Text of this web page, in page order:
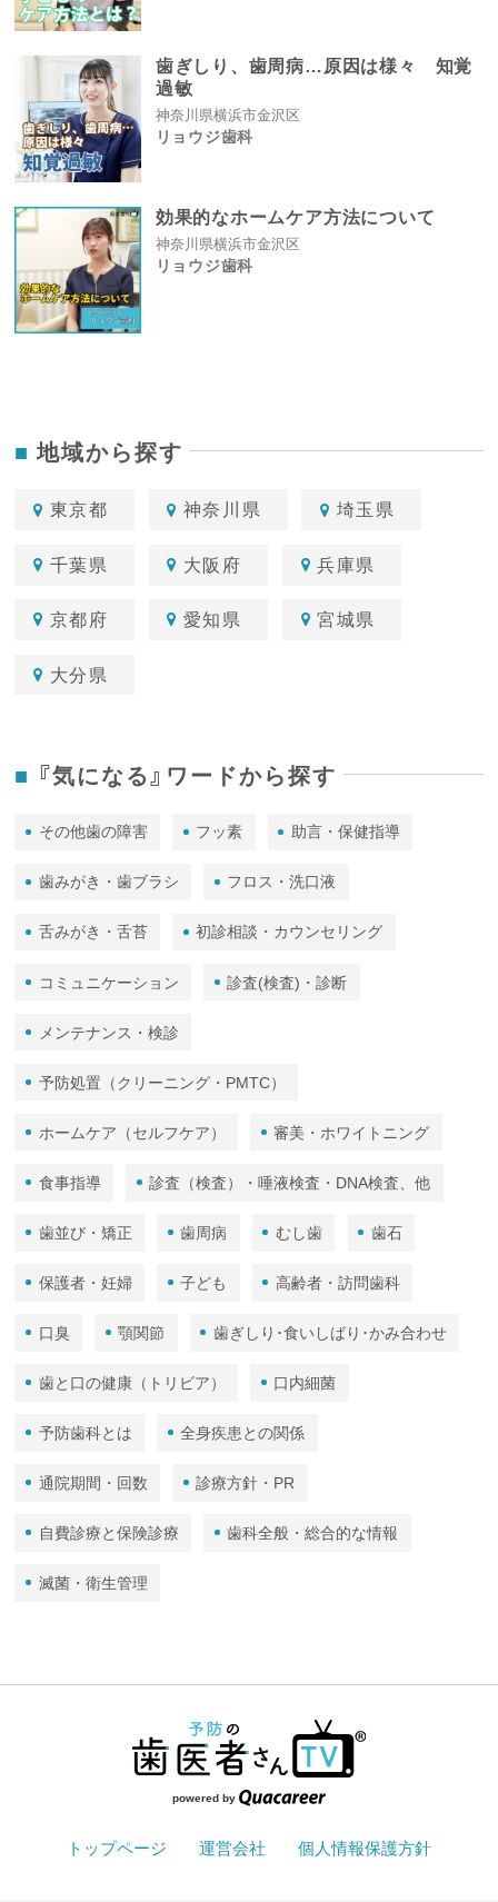
歯ぎしり、歯周病…原因は様々 知覚
過敏
神奈川県横浜市金沢区
リョウジ歯科
効果的なホームケア方法について
神奈川県横浜市金沢区
リョウジ歯科
地域から探す
東京都 神奈川県 埼玉県
千葉県 大阪府 兵庫県
京都府 愛知県 宮城県
大分県
『気になる』ワードから探す
その他歯の障害 フッ素 助言・保健指導
歯みがき・歯ブラシ フロス・洗口液
舌みがき・舌苔 初診相談・カウンセリング
コミュニケーション 診査(検査)・診断
メンテナンス・検診
予防処置（クリーニング・PMTC）
ホームケア（セルフケア） 審美・ホワイトニング
食事指導 診査（検査）・唾液検査・DNA検査、他
歯並び・矯正 歯周病 むし歯 歯石
保護者・妊婦 子ども 高齢者・訪問歯科
口臭 顎関節 歯ぎしり･食いしばり･かみ合わせ
歯と口の健康（トリビア） 口内細菌
予防歯科とは 全身疾患との関係
通院期間・回数 診療方針・PR
自費診療と保険診療 歯科全般・総合的な情報
滅菌・衛生管理
powered by
トップページ 運営会社 個人情報保護方針